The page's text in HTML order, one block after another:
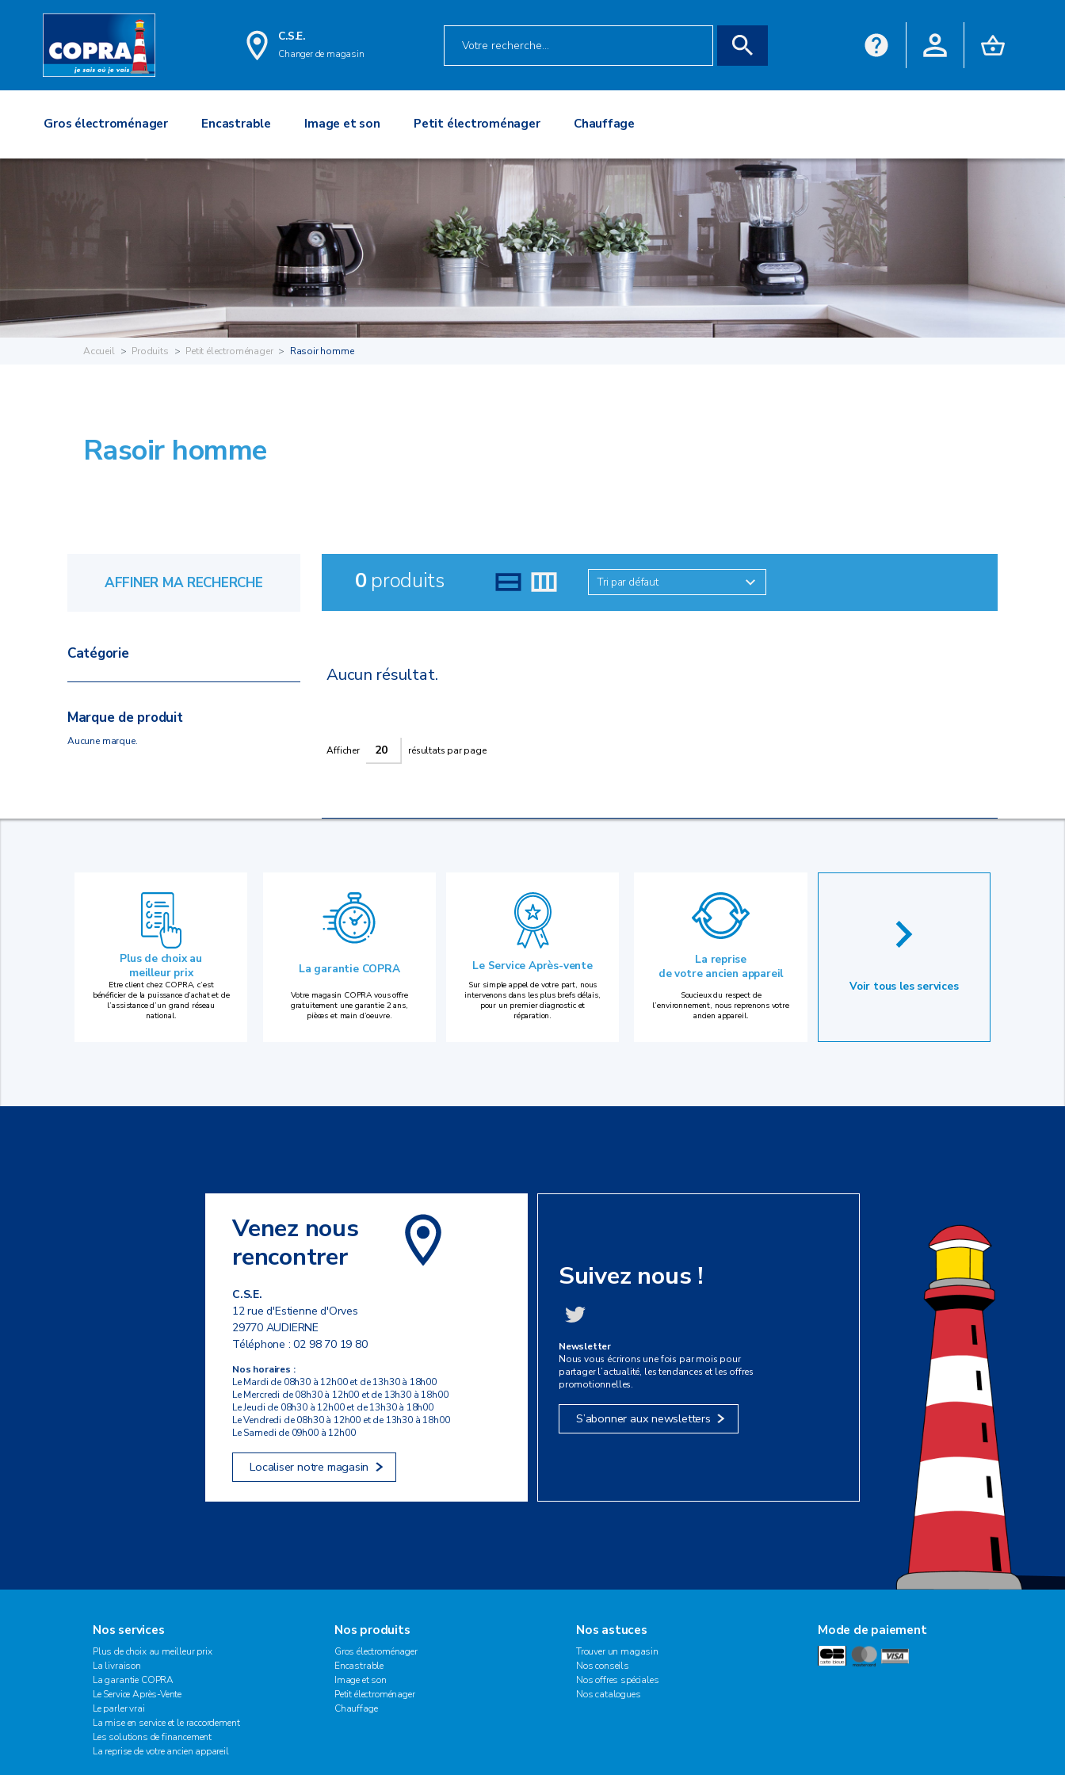
C.S.E.
Changer de magasin
Gros électroménager Encastrable Image et son Petit électroménager Chauffage
Accueil Produits Petit électroménager Rasoir homme
Rasoir homme
AFFINER MA RECHERCHE
Catégorie
Marque de produit
Aucune marque.
0produits Tri par défaut
Aucun résultat.
Afficher résultats par page
Plus de choix au
meilleur prix
Etre client chez COPRA, c’est
bénéficier de la puissance d’achat et de
l’assistance d’un grand réseau
national.
La garantie COPRA
Votre magasin COPRA vous offre
gratuitement une garantie 2 ans,
pièces et main d’oeuvre.
Le Service Après-vente
Sur simple appel de votre part, nous
intervenons dans les plus brefs délais,
pour un premier diagnostic et
réparation.
La reprise
de votre ancien appareil
Soucieux du respect de
l’environnement, nous reprenons votre
ancien appareil.
Voir tous les services
Venez nous
rencontrer
C.S.E.
12 rue d'Estienne d'Orves
29770 AUDIERNE
Téléphone :02 98 70 19 80
Nos horaires :
Le Mardi de 08h30 à 12h00 et de 13h30 à 18h00
Le Mercredi de 08h30 à 12h00 et de 13h30 à 18h00
Le Jeudi de 08h30 à 12h00 et de 13h30 à 18h00
Le Vendredi de 08h30 à 12h00 et de 13h30 à 18h00
Le Samedi de 09h00 à 12h00
Localiser notre magasin
Suivez nous !
Newsletter
Nous vous écrirons une fois par mois pour
partager l’actualité, les tendances et les offres
promotionnelles.
S’abonner aux newsletters
Nos services
Plus de choix au meilleur prix
La livraison
La garantie COPRA
Le Service Après-Vente
Le parler vrai
La mise en service et le raccordement
Les solutions de financement
La reprise de votre ancien appareil
Nos produits
Gros électroménager
Encastrable
Image et son
Petit électroménager
Chauffage
Nos astuces
Trouver un magasin
Nos conseils
Nos offres spéciales
Nos catalogues
Mode de paiement